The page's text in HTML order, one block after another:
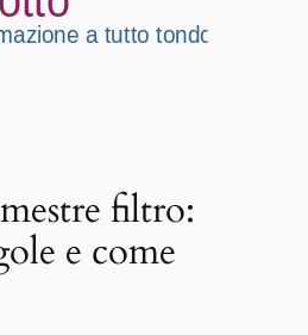
filtro:
e come